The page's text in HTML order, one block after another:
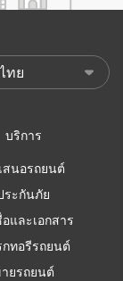
บริการ
สนอรถยนต์
ระกันภัย
และเอกสาร
กทอรีรถยนต์
ยรถยนต์